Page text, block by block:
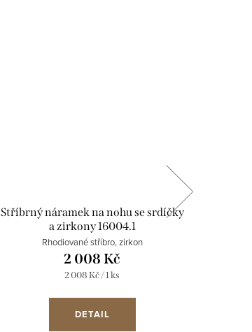
Stříbrný náramek na nohu se srdíčky
a zirkony 16004.1
Rhodiované stříbro, zirkon
2 008 Kč
Měrná
2 008 Kč / 1 ks
DETAIL